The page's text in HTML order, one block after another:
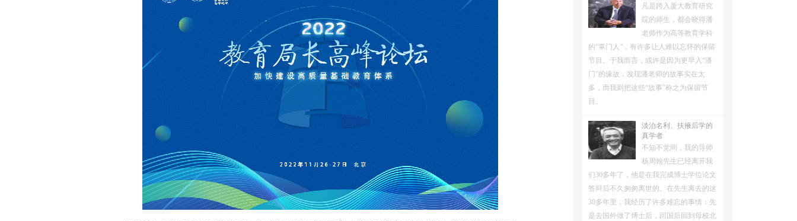
凡是跨入厦大教育研究
院的师生，都会晓得潘
老师作为高等教育学科
的“掌门人”，有许多让人难以忘怀的保留
节目。于我而言，或许是因为更早入“潘
门”的缘故，发现潘老师的故事实在太
多，而我则把这些“故事”称之为保留节
目。
淡泊名利、扶掖后学的
真学者
不知不觉间，我的导师
杨周翰先生已经离开我
们30多年了，他是在我完成博士学位论文
答辩后不久匆匆离世的。在先生离去的这
30多年里，我经历了许多难忘的事情：先
是去国外做了博士后，回国后回到母校北